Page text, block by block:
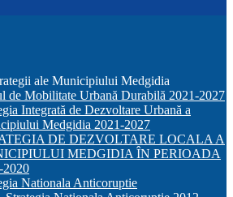
ale Municipiului Medgidia
de Mobilitate Urbană Durabilă 2021-2027
Integrată de Dezvoltare Urbană a
Medgidia 2021-2027
DE DEZVOLTARE LOCALA A
MEDGIDIA ÎN PERIOADA
2020
Nationala Anticoruptie